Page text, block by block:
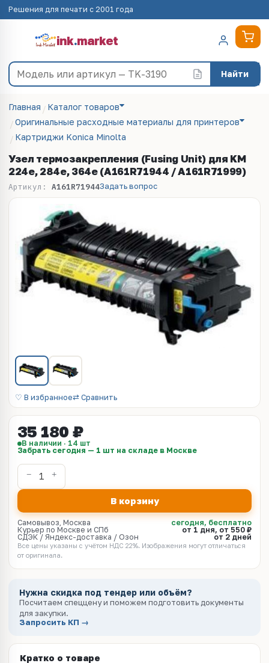
Решения для печати с 2001 года
ink.market
Найти
Главная
Каталог товаров
Оригинальные расходные материалы для принтеров
Картриджи Konica Minolta
Узел термозакрепления (Fusing Unit) для KM
224e, 284e, 364e (A161R71944 / A161R71999)
Артикул: A161R71944Задать вопрос
♡ В избранное⇄ Сравнить
35 180 ₽
В наличии · 14 шт
Забрать сегодня — 1 шт на складе в Москве
В корзину
Самовывоз, Москва
сегодня, бесплатно
Курьер по Москве и СПб
от 1 дня, от 550 ₽
СДЭК / Яндекс-доставка / Озон
от 2 дней
Все цены указаны с учётом НДС 22%. Изображения могут отличаться
от оригинала.
Нужна скидка под тендер или объём?
Посчитаем спеццену и поможем подготовить документы
для закупки.
Запросить КП →
Кратко о товаре